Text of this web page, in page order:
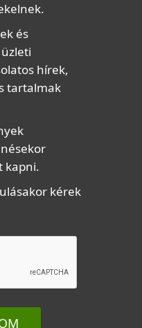
és
hírek,
tartalmak
kapni.
kérek